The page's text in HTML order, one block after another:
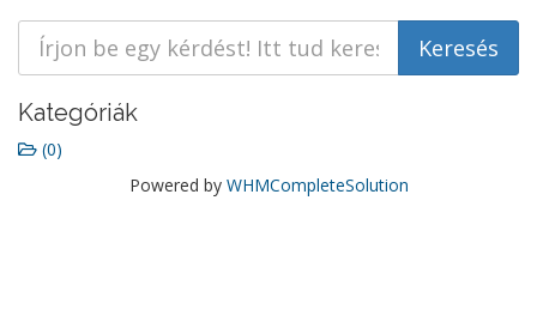
Kategóriák
(0)
Powered by WHMCompleteSolution